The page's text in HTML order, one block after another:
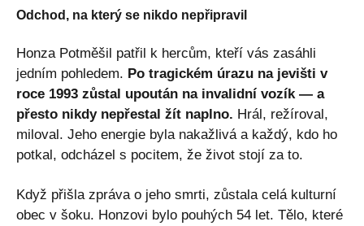
Odchod, na který se nikdo nepřipravil
Honza Potměšil patřil k hercům, kteří vás zasáhli
jedním pohledem. Po tragickém úrazu na jevišti v
roce 1993 zůstal upoután na invalidní vozík — a
přesto nikdy nepřestal žít naplno. Hrál, režíroval,
miloval. Jeho energie byla nakažlivá a každý, kdo ho
potkal, odcházel s pocitem, že život stojí za to.
Když přišla zpráva o jeho smrti, zůstala celá kulturní
obec v šoku. Honzovi bylo pouhých 54 let. Tělo, které